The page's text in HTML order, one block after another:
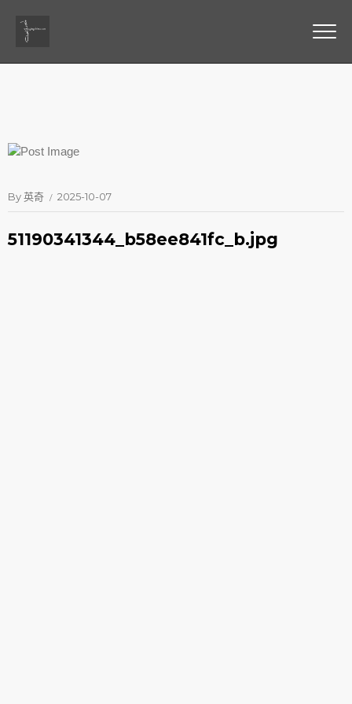
By英奇 2025-10-07
51190341344_b58ee841fc_b.jpg